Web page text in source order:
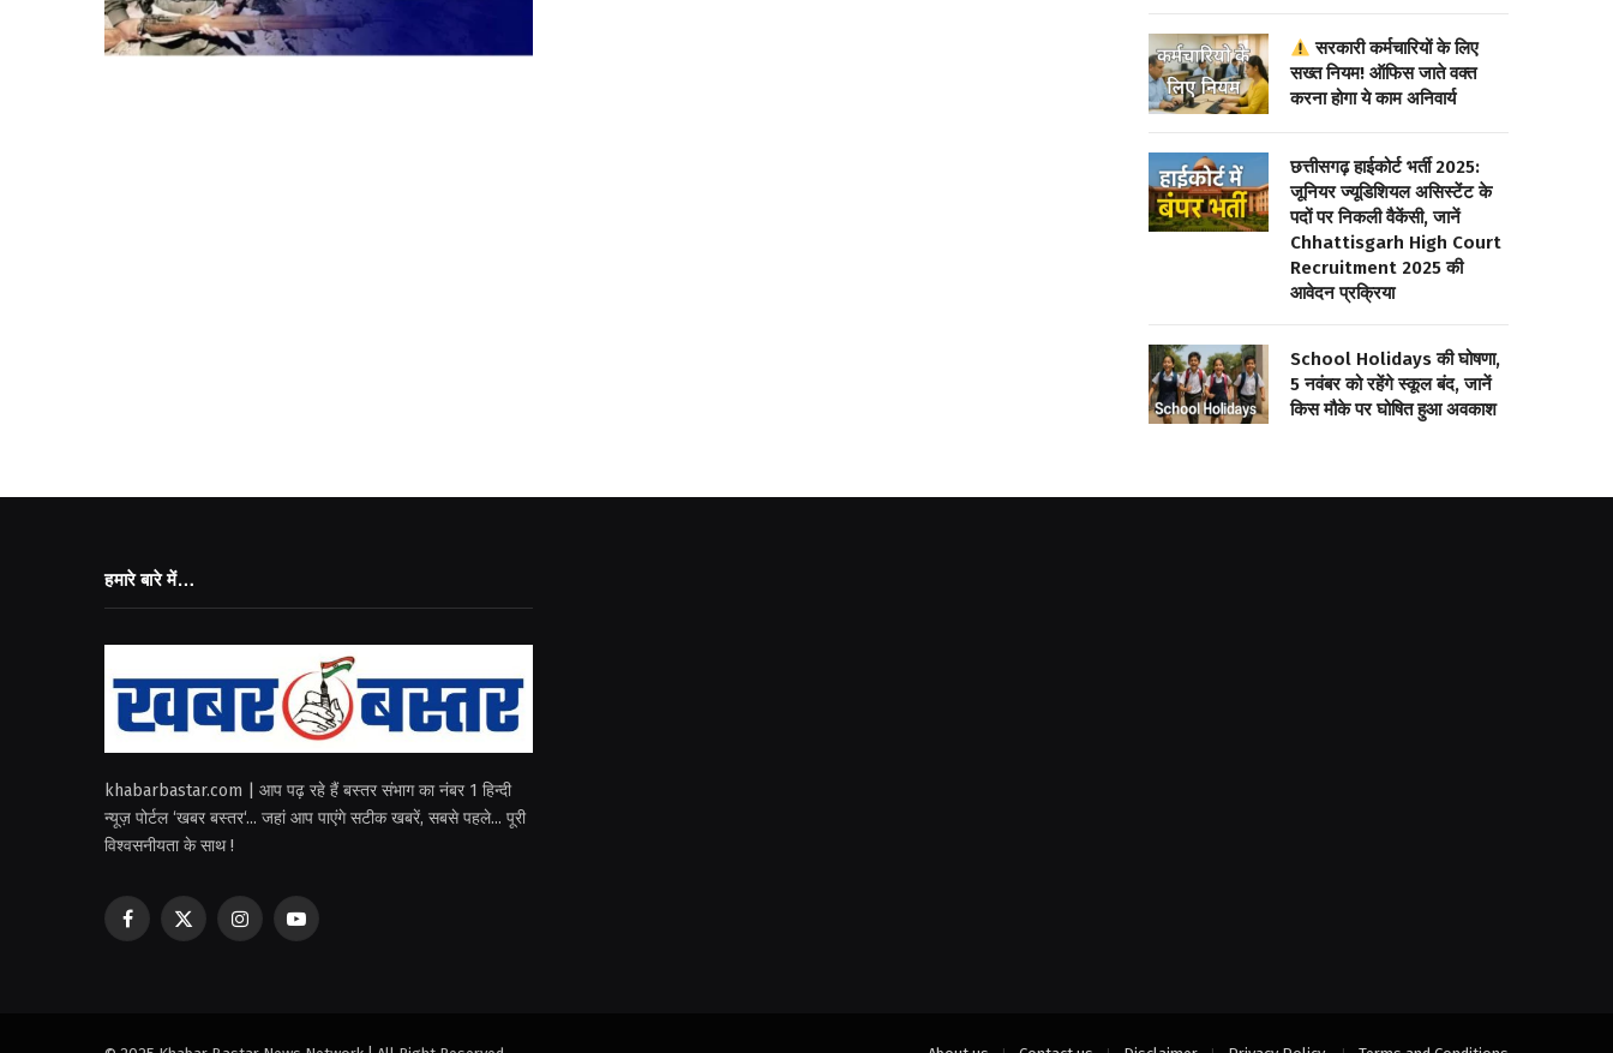
सरकारी कर्मचारियों के लिए
सख्त नियम! ऑफिस जाते वक्त
करना होगा ये काम अनिवार्य
छत्तीसगढ़ हाईकोर्ट भर्ती 2025:
जूनियर ज्यूडिशियल असिस्टेंट के
पदों पर निकली वैकेंसी, जानें
Chhattisgarh High Court
Recruitment 2025 की
आवेदन प्रक्रिया
School Holidays की घोषणा,
5 नवंबर को रहेंगे स्कूल बंद, जानें
किस मौके पर घोषित हुआ अवकाश
हमारे बारे में…
khabarbastar.com | आप पढ़ रहे हैं बस्तर संभाग का नंबर 1 हिन्दी
न्यूज़ पोर्टल ‘खबर बस्तर‘... जहां आप पाएंगे सटीक खबरें, सबसे पहले... पूरी
विश्वसनीयता के साथ !
Facebook
X
InstagramYouTube